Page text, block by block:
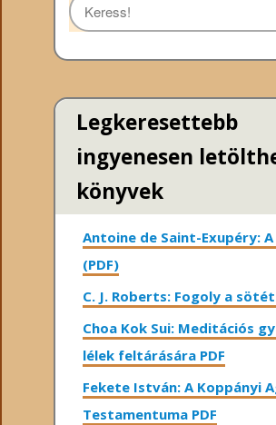
Legkeresettebb
ingyenesen
könyvek
Antoine de Saint-Exupéry:
(PDF)
C. J. Roberts: Fogoly a
Choa Kok Sui: Meditációs
lélek feltárására PDF
Fekete István: A Koppányi
Testamentuma PDF